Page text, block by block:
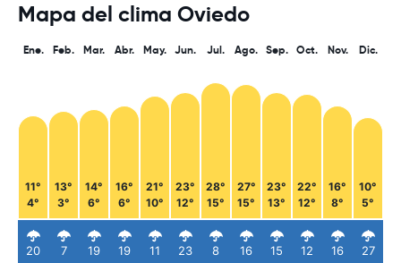
Mapa del clima Oviedo
Ene.
11°
4°
20
Feb.
13°
3°
7
Mar.
14°
6°
19
Abr.
16°
6°
19
May.
21°
10°
11
Jun.
23°
12°
23
Jul.
28°
15°
8
Ago.
27°
15°
16
Sep.
23°
13°
15
Oct.
22°
12°
12
Nov.
16°
8°
16
Dic.
10°
5°
27